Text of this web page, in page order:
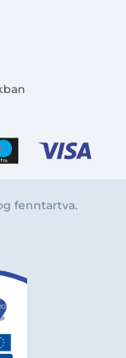
fenntartva.